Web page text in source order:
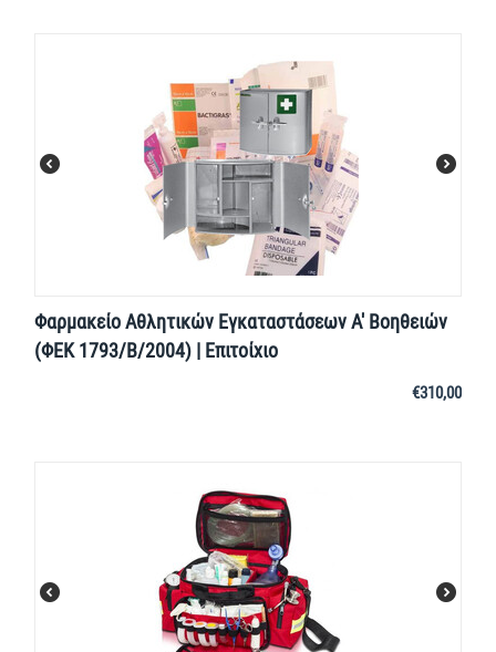
Φαρμακείο Αθλητικών Εγκαταστάσεων Α' Βοηθειών
(ΦΕΚ 1793/Β/2004) | Επιτοίχιο
€310,00